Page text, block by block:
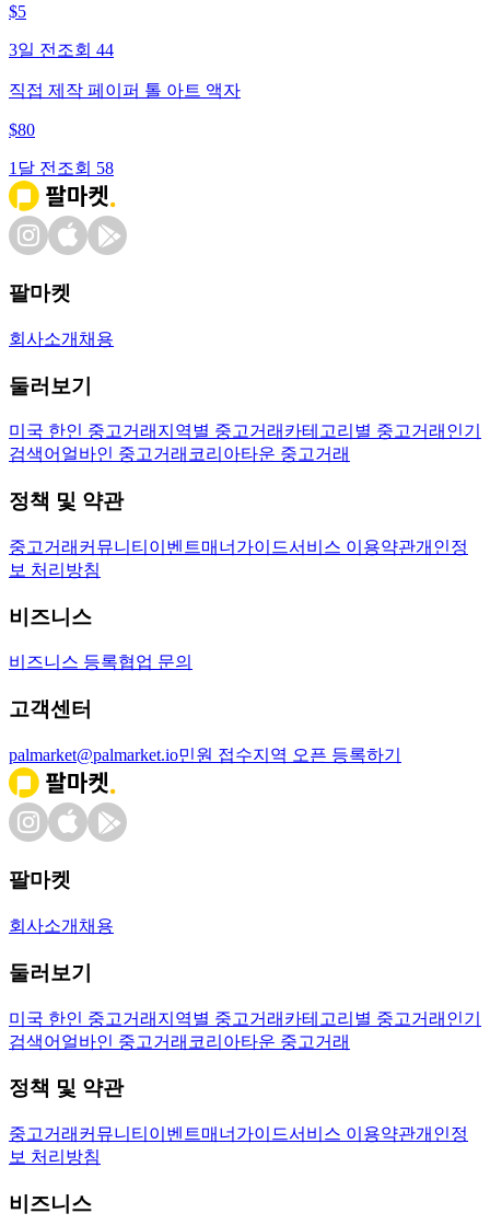
$5
3일 전 조회 44
직접 제작 페이퍼 톨 아트 액자
$80
1달 전 조회 58
팔마켓
회사소개 채용
둘러보기
미국 한인 중고거래 지역별 중고거래 카테고리별 중고거래 인기
검색어 얼바인 중고거래 코리아타운 중고거래
정책 및 약관
중고거래 커뮤니티 이벤트매너가이드서비스 이용약관개인정
보 처리방침
비즈니스
비즈니스 등록협업 문의
고객센터
palmarket@palmarket.io민원 접수지역 오픈 등록하기
팔마켓
회사소개 채용
둘러보기
미국 한인 중고거래 지역별 중고거래 카테고리별 중고거래 인기
검색어 얼바인 중고거래 코리아타운 중고거래
정책 및 약관
중고거래 커뮤니티 이벤트매너가이드서비스 이용약관개인정
보 처리방침
비즈니스